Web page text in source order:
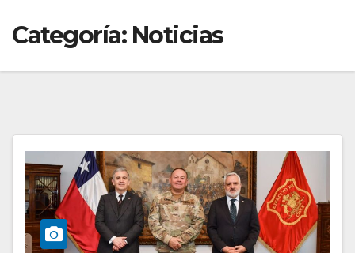
Categoría: Noticias